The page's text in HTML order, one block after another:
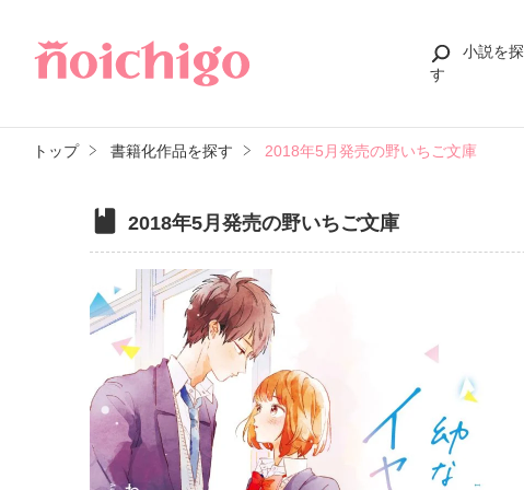
小説を探
す
トップ 書籍化作品を探す 2018年5月発売の野いちご文庫
2018年5月発売の野いちご文庫